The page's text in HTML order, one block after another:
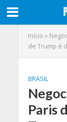
Início »
de Trump é
BRASIL
Paris